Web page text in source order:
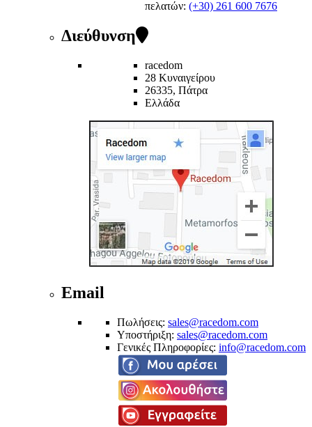
πελατών: (+30) 261 600 7676
Διεύθυνση
racedom
28 Κυναιγείρου
26335, Πάτρα
Ελλάδα
Email
Πωλήσεις: sales@racedom.com
Υποστήριξη: sales@racedom.com
Γενικές Πληροφορίες: info@racedom.com